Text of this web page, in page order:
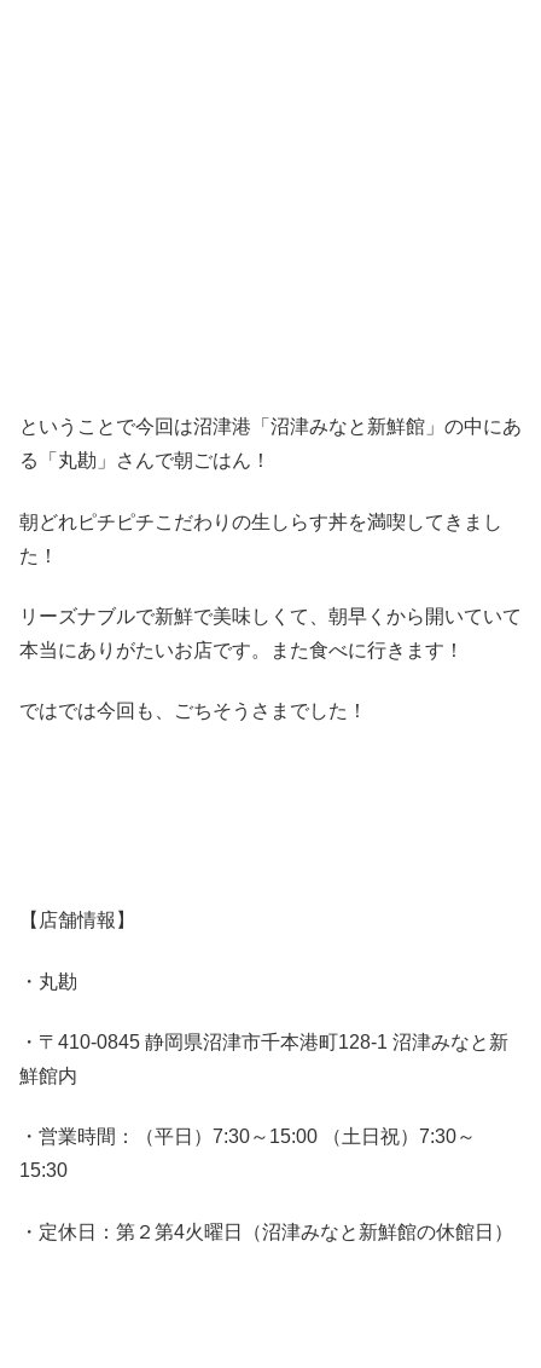
ということで今回は沼津港「沼津みなと新鮮館」の中にあ
る「丸勘」さんで朝ごはん！
朝どれピチピチこだわりの生しらす丼を満喫してきまし
た！
リーズナブルで新鮮で美味しくて、朝早くから開いていて
本当にありがたいお店です。また食べに行きます！
ではでは今回も、ごちそうさまでした！
【店舗情報】
・丸勘
・〒410-0845 静岡県沼津市千本港町128-1 沼津みなと新
鮮館内
・営業時間：（平日）7:30～15:00 （土日祝）7:30～
15:30
・定休日：第２第4火曜日（沼津みなと新鮮館の休館日）